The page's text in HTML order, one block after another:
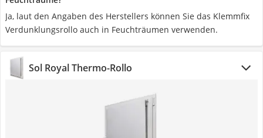
Ja, laut den Angaben des Herstellers können Sie das Klemmfix
Verdunklungsrollo auch in Feuchträumen verwenden.
Sol Royal Thermo-Rollo